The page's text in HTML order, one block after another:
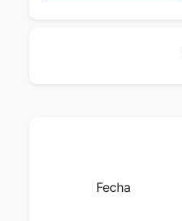
Fecha